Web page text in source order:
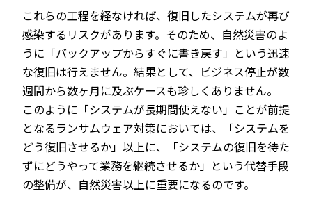
これらの工程を経なければ、復旧したシステムが再び
感染するリスクがあります。そのため、自然災害のよ
うに「バックアップからすぐに書き戻す」という迅速
な復旧は行えません。結果として、ビジネス停止が数
週間から数ヶ月に及ぶケースも珍しくありません。
このように「システムが長期間使えない」ことが前提
となるランサムウェア対策においては、「システムを
どう復旧させるか」以上に、「システムの復旧を待た
ずにどうやって業務を継続させるか」という代替手段
の整備が、自然災害以上に重要になるのです。